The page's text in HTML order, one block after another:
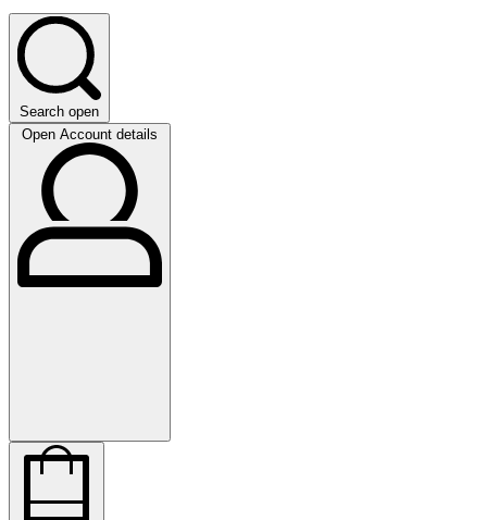
Search open
Open Account details